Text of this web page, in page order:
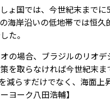
ょ国では、今世紀末まで
海岸沿いの低地帯では恒久
た。
場合、ブラジルのリオデ
を取らなければ今世紀末
減らすだけでなく、海面上
ヨーク八田浩輔】